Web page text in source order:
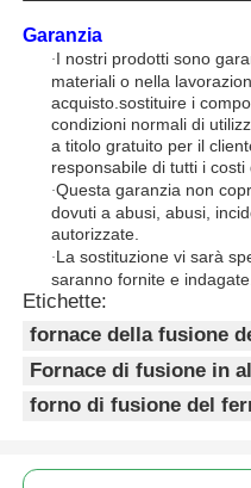
Garanzia
·I nostri prodotti sono
materiali o nella
acquisto.sostituire i
condizioni normali di
a titolo gratuito per il
responsabile di tutti i costi
·Questa garanzia non
dovuti a abusi, abusi,
autorizzate.
·La sostituzione vi sarà
saranno fornite e indagate.
Etichette:
fornace della fusione
Fornace di fusione in
forno di fusione del